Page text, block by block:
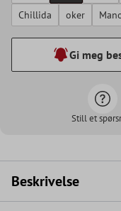
Chillida
oker
Gi meg
Still et
Beskrivelse